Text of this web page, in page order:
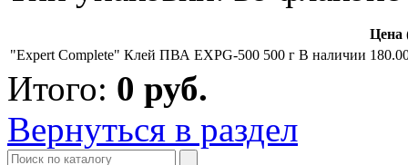
Цена
"Expert Complete" Клей ПВА EXPG-500 500 г В наличии
Итого: 0 руб.
Вернуться в раздел